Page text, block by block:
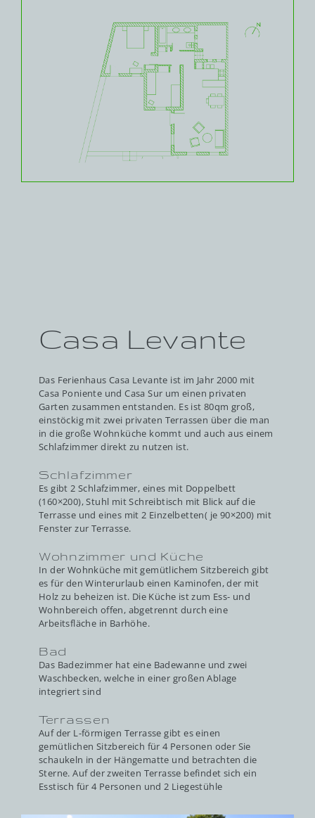
Casa Levante
Das Ferienhaus Casa Levante ist im Jahr 2000 mit
Casa Poniente und Casa Sur um einen privaten
Garten zusammen entstanden. Es ist 80qm groß,
einstöckig mit zwei privaten Terrassen über die man
in die große Wohnküche kommt und auch aus einem
Schlafzimmer direkt zu nutzen ist.
Schlafzimmer
Es gibt 2 Schlafzimmer, eines mit Doppelbett
(160×200), Stuhl mit Schreibtisch mit Blick auf die
Terrasse und eines mit 2 Einzelbetten( je 90×200) mit
Fenster zur Terrasse.
Wohnzimmer und Küche
In der Wohnküche mit gemütlichem Sitzbereich gibt
es für den Winterurlaub einen Kaminofen, der mit
Holz zu beheizen ist. Die Küche ist zum Ess- und
Wohnbereich offen, abgetrennt durch eine
Arbeitsfläche in Barhöhe.
Bad
Das Badezimmer hat eine Badewanne und zwei
Waschbecken, welche in einer großen Ablage
integriert sind
Terrassen
Auf der L-förmigen Terrasse gibt es einen
gemütlichen Sitzbereich für 4 Personen oder Sie
schaukeln in der Hängematte und betrachten die
Sterne. Auf der zweiten Terrasse befindet sich ein
Esstisch für 4 Personen und 2 Liegestühle